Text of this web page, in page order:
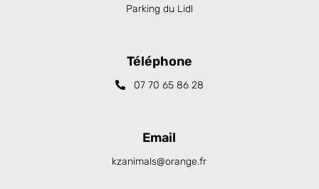
Parking du Lidl
Téléphone
07 70 65 86 28
Email
kzanimals@orange.fr